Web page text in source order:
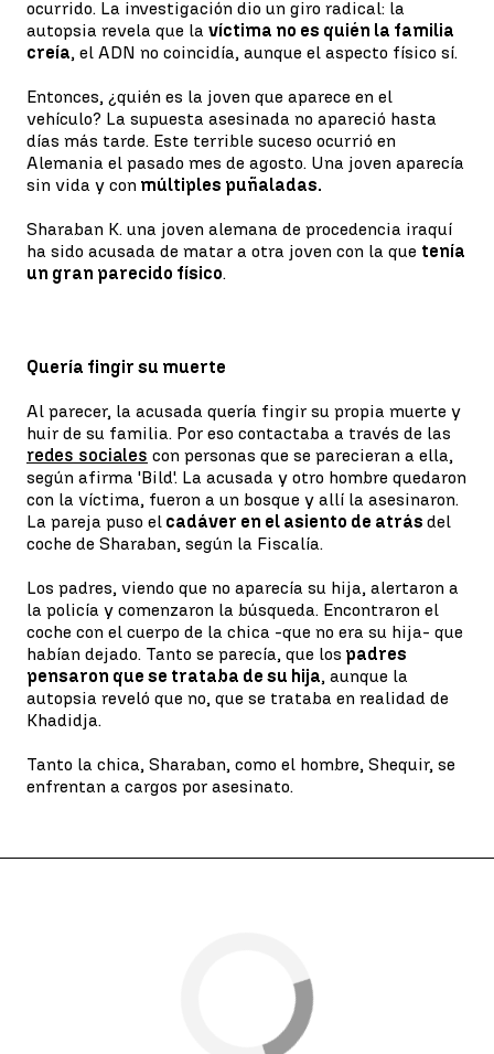
ocurrido. La investigación dio un giro radical: la
autopsia revela que la víctima no es quién la familia
creía, el ADN no coincidía, aunque el aspecto físico sí.
Entonces, ¿quién es la joven que aparece en el
vehículo? La supuesta asesinada no apareció hasta
días más tarde. Este terrible suceso ocurrió en
Alemania el pasado mes de agosto. Una joven aparecía
sin vida y con múltiples puñaladas.
Sharaban K. una joven alemana de procedencia iraquí
ha sido acusada de matar a otra joven con la que tenía
un gran parecido físico.
Quería fingir su muerte
Al parecer, la acusada quería fingir su propia muerte y
huir de su familia. Por eso contactaba a través de las
redes sociales con personas que se parecieran a ella,
según afirma 'Bild'. La acusada y otro hombre quedaron
con la víctima, fueron a un bosque y allí la asesinaron.
La pareja puso el cadáver en el asiento de atrás del
coche de Sharaban, según la Fiscalía.
Los padres, viendo que no aparecía su hija, alertaron a
la policía y comenzaron la búsqueda. Encontraron el
coche con el cuerpo de la chica -que no era su hija- que
habían dejado. Tanto se parecía, que los padres
pensaron que se trataba de su hija, aunque la
autopsia reveló que no, que se trataba en realidad de
Khadidja.
Tanto la chica, Sharaban, como el hombre, Shequir, se
enfrentan a cargos por asesinato.